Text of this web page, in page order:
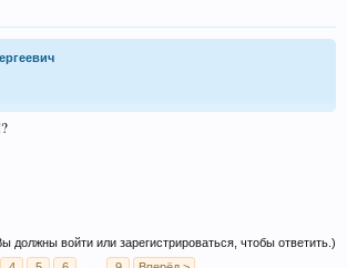
должны войти или зарегистрироваться, чтобы ответить.)